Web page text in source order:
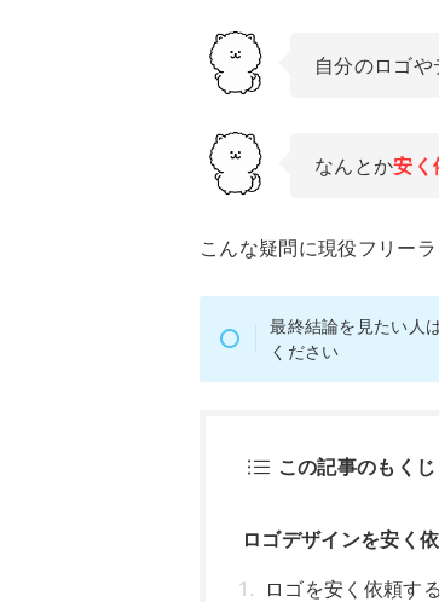
自分のロゴや
なんとか安く
こんな疑問に現役フリー
最終結論を見たい人
ください
この記事のもくじ
ロゴデザインを安く
ロゴを安く依頼